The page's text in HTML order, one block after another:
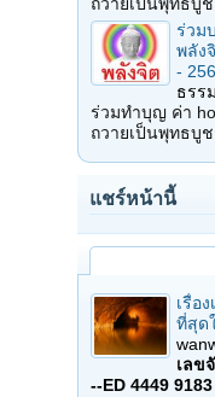
ถวายเป็นพุทธบู
ร่วม
พลัง
-
ธรร
ร่วมทำบุญ ค่า
ถวายเป็นพุทธบู
แชร์หน้านี้
เรื่อ
ที่สุด
เลข
--ED 4449